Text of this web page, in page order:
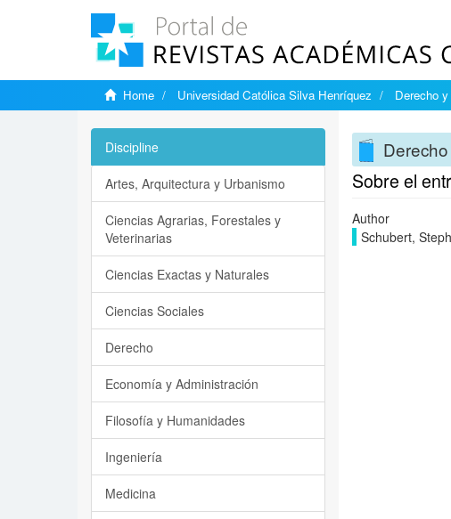
Home Universidad Católica Silva Henríquez Derecho
Sobre el
Author
Schubert,
Discipline
Artes, Arquitectura y Urbanismo
Ciencias Agrarias, Forestales y
Veterinarias
Ciencias Exactas y Naturales
Ciencias Sociales
Derecho
Economía y Administración
Filosofía y Humanidades
Ingeniería
Medicina